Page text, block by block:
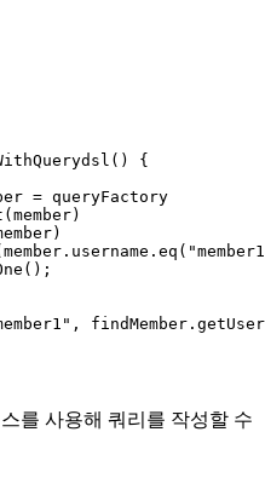
()
{
= queryFactory
(member)
)
member . username . eq ( "member1
() ;
" , findMember
를 사용해 쿼리를 작성할 수